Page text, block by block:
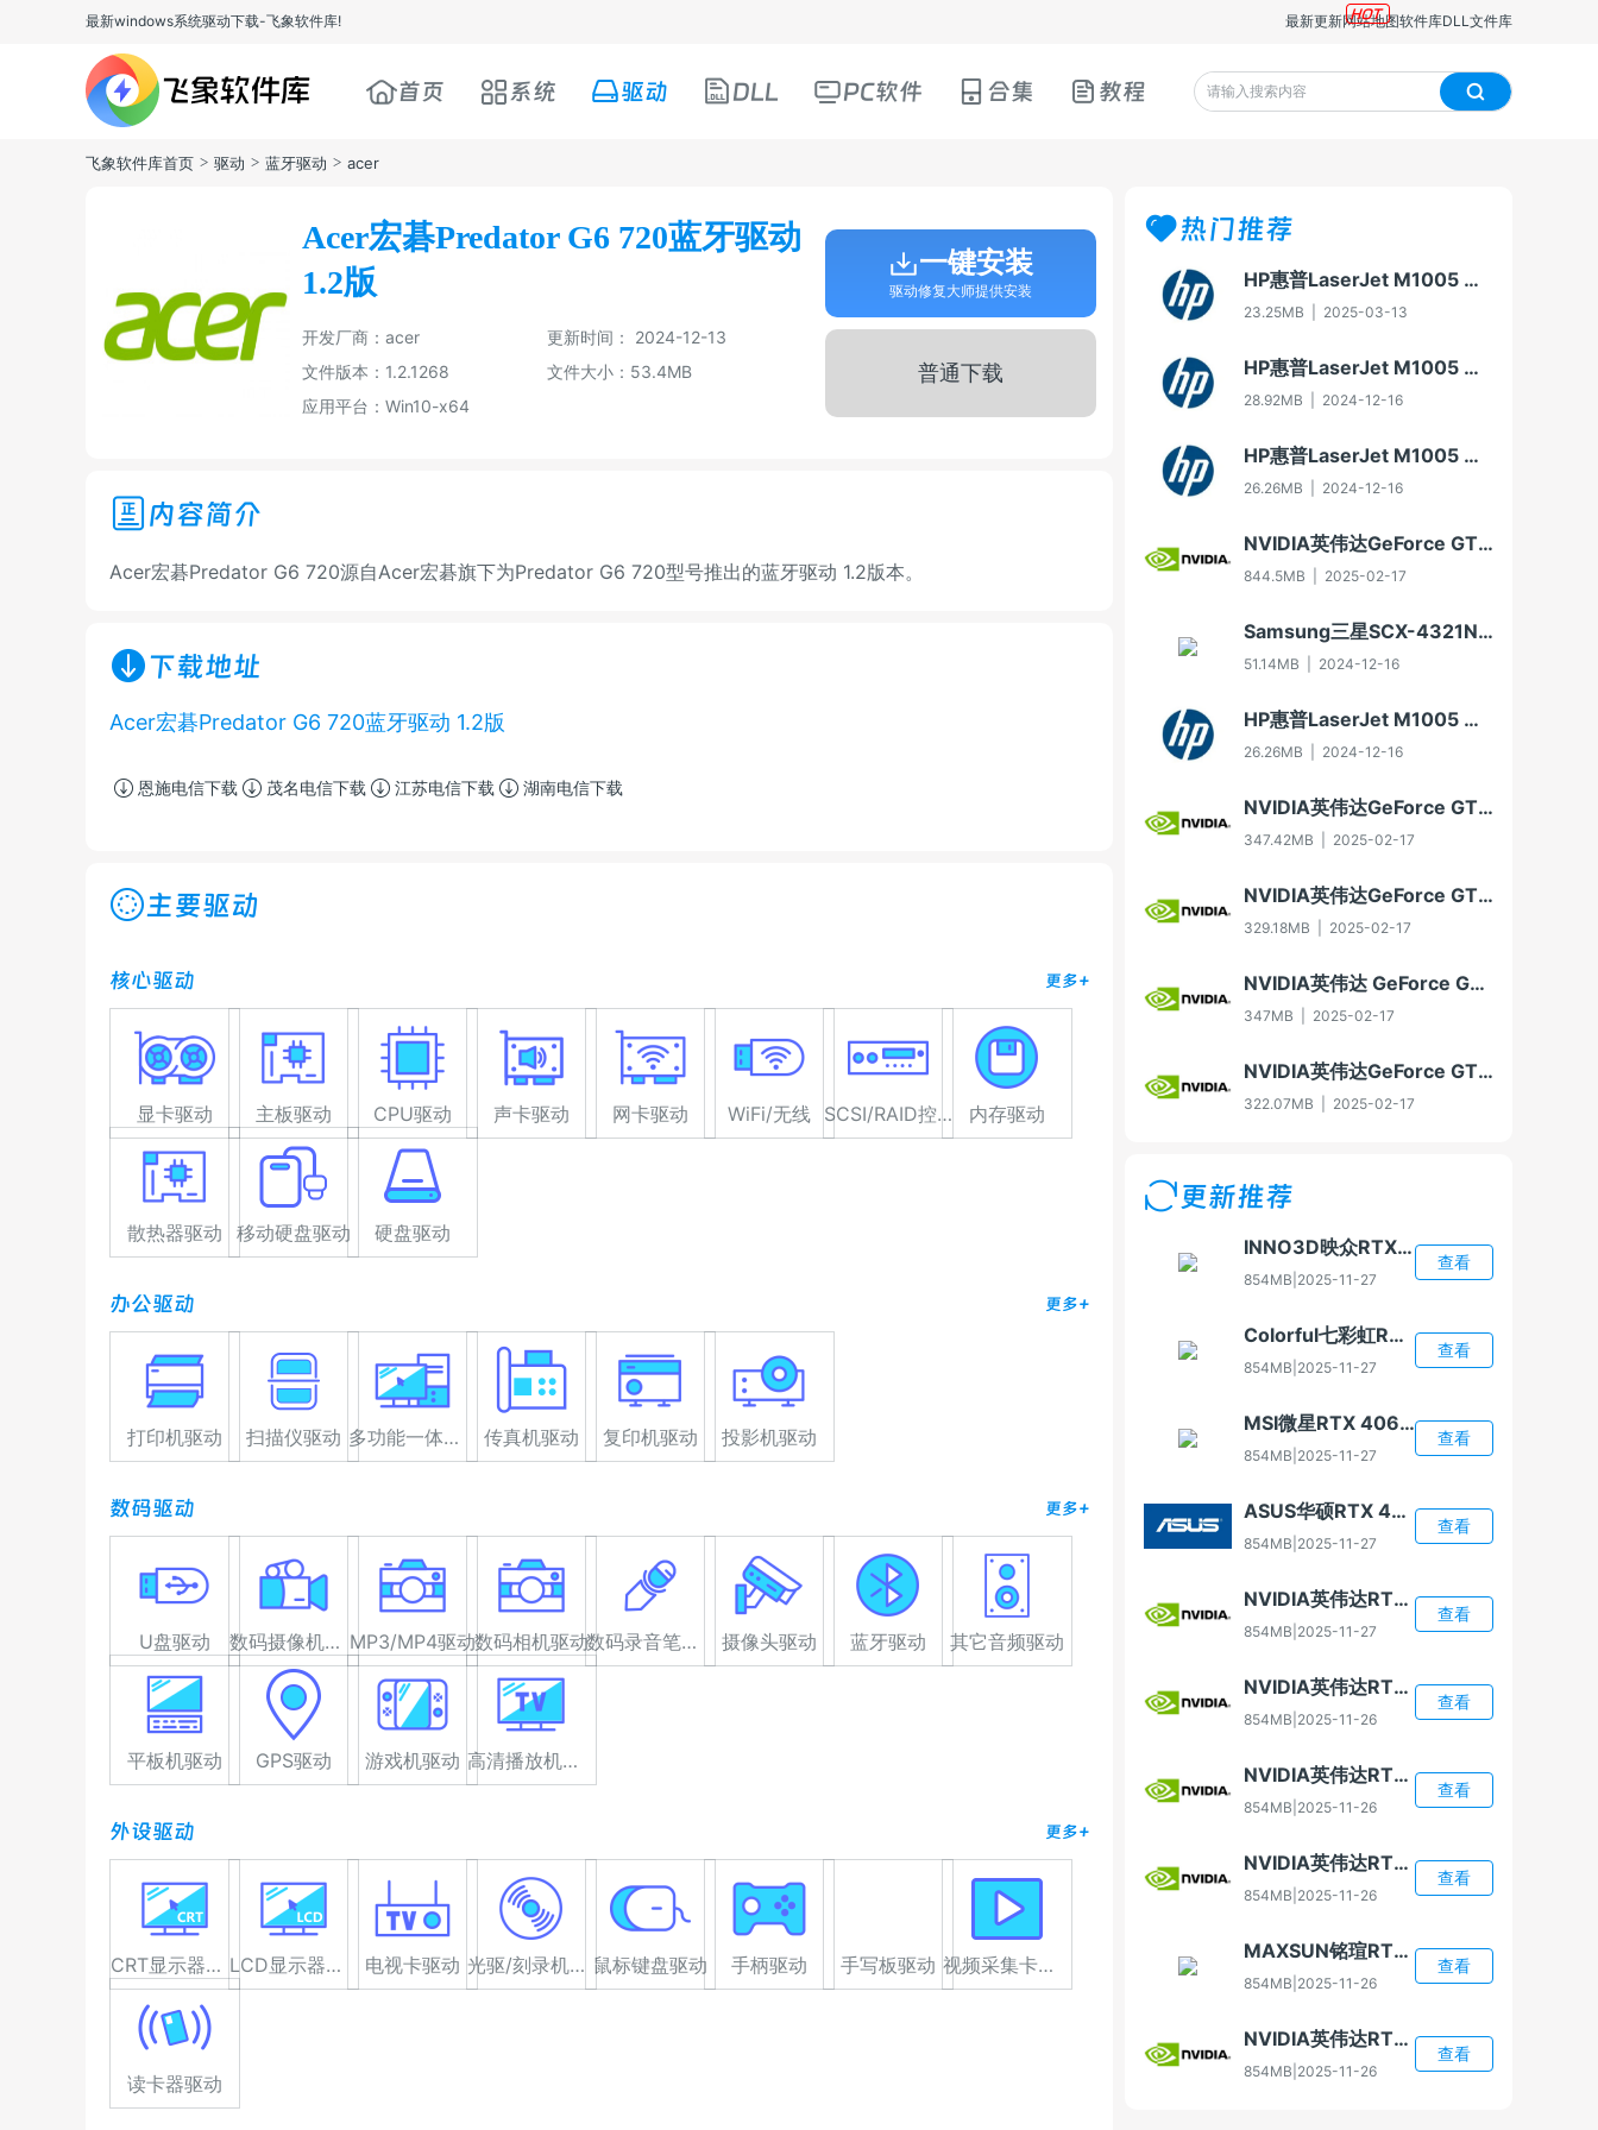
最新windows系统驱动下载-飞象软件库! 最新更新网站地图软件库DLL文件库
首页 系统 驱动 DLL PC软件 合集 教程
飞象软件库首页 > 驱动 > 蓝牙驱动 > acer
Acer宏碁Predator G6 720蓝牙驱动
1.2版
开发厂商：acer
更新时间： 2024-12-13
文件版本：1.2.1268
文件大小：53.4MB
应用平台：Win10-x64
一键安装
驱动修复大师提供安装
普通下载
内容简介
Acer宏碁Predator G6 720源自Acer宏碁旗下为Predator G6 720型号推出的蓝牙驱动 1.2版本。
下载地址
Acer宏碁Predator G6 720蓝牙驱动 1.2版
恩施电信下载 茂名电信下载 江苏电信下载 湖南电信下载
主要驱动
核心驱动 更多+
显卡驱动 主板驱动 CPU驱动 声卡驱动 网卡驱动 WiFi/无线 SCSI/RAID控制器驱动 内存驱动
散热器驱动 移动硬盘驱动 硬盘驱动
办公驱动 更多+
打印机驱动 扫描仪驱动 多功能一体机驱动 传真机驱动 复印机驱动 投影机驱动
数码驱动 更多+
U盘驱动 数码摄像机驱动 MP3/MP4驱动数码相机驱动 数码录音笔驱动 摄像头驱动 蓝牙驱动 其它音频驱动
平板机驱动 GPS驱动 游戏机驱动 高清播放机驱动
外设驱动 更多+
CRT显示器驱动 LCD显示器驱动 电视卡驱动 光驱/刻录机驱动 鼠标键盘驱动 手柄驱动 手写板驱动 视频采集卡驱动
读卡器驱动
热门推荐
HP惠普LaserJet M1005 MFP多功能一体机即插即用驱动20070326版For Win7
23.25MB 2025-03-13
HP惠普LaserJet M1005 MFP多功能一体机驱动20060913版For Win2000/XP
28.92MB 2024-12-16
HP惠普LaserJet M1005 MFP多功能一体机即插即用驱动20070326版For Vista
26.26MB 2024-12-16
NVIDIA英伟达GeForce GTX 650显卡驱动For Win10-64
844.5MB 2025-02-17
Samsung三星SCX-4321NS多功能一体机打印驱动3.11.60.00:04版For WinXP-32/WinXP-64/Vista-32/Vista-64/Win7-32/Win7-64（2012年8月30日发布）
51.14MB 2024-12-16
HP惠普LaserJet M1005 MFP多功能一体机驱动20070326版For Vista
26.26MB 2024-12-16
NVIDIA英伟达GeForce GT 630显卡驱动For Win10-32
347.42MB 2025-02-17
NVIDIA英伟达GeForce GTX 750显卡驱动For Win7-32/Win8-32/Win8.1-32
329.18MB 2025-02-17
NVIDIA英伟达 GeForce GTX 550 Ti显卡驱动Win7 64/Win8 64/Win8.1 64
347MB 2025-02-17
NVIDIA英伟达GeForce GTX 960显卡驱动For Win7-32/Win8-32/Win8.1-32
322.07MB 2025-02-17
更新推荐
INNO3D映众RTX 4060显卡驱动
854MB 2025-11-27
查看
Colorful七彩虹RTX 4060显卡驱动
854MB 2025-11-27
查看
MSI微星RTX 4060显卡驱动
854MB 2025-11-27
查看
ASUS华硕RTX 4060显卡驱动
854MB 2025-11-27
查看
NVIDIA英伟达RTX 4080 Super显卡驱动
854MB 2025-11-27
查看
NVIDIA英伟达RTX 4070显卡驱动
854MB 2025-11-26
查看
NVIDIA英伟达RTX 5060显卡驱动
854MB 2025-11-26
查看
NVIDIA英伟达RTX 5060 Ti显卡驱动
854MB 2025-11-26
查看
MAXSUN铭瑄RTX 5060 Ti显卡驱动
854MB 2025-11-26
查看
NVIDIA英伟达RTX 5070显卡驱动
854MB 2025-11-26
查看